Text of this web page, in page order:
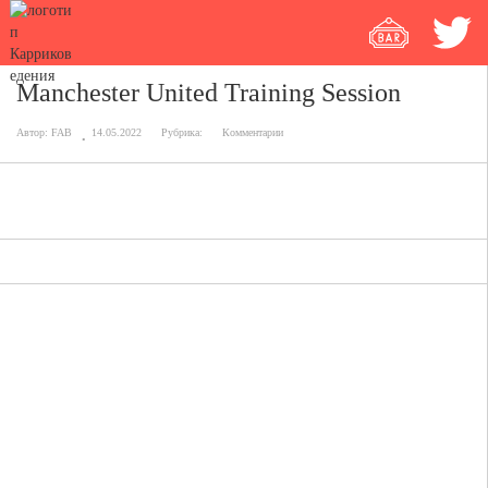
Manchester United Training Session
Автор: FAB 14.05.2022 Рубрика: Комментарии